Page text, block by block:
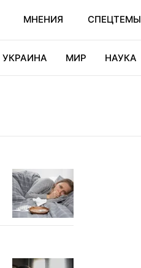
МНЕНИЯ СПЕЦТЕМЫ
УКРАИНА МИР НАУКА